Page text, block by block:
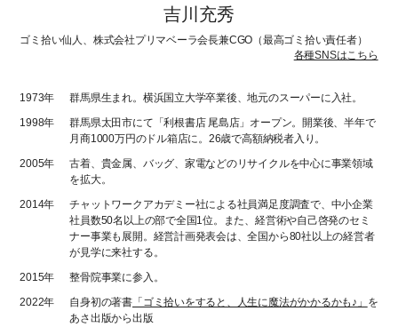
吉川充秀
ゴミ拾い仙人、株式会社プリマベーラ会長兼CGO（最高ゴミ拾い責任者）
各種SNSはこちら
1973年
群馬県生まれ。横浜国立大学卒業後、地元のスーパーに入社。
1998年
群馬県太田市にて「利根書店 尾島店」オープン。開業後、半年で
月商1000万円のドル箱店に。26歳で高額納税者入り。
2005年
古着、貴金属、バッグ、家電などのリサイクルを中心に事業領域
を拡大。
2014年
チャットワークアカデミー社による社員満足度調査で、中小企業
社員数50名以上の部で全国1位。また、経営術や自己啓発のセミ
ナー事業も展開。経営計画発表会は、全国から80社以上の経営者
が見学に来社する。
2015年
整骨院事業に参入。
2022年
自身初の著書 「ゴミ拾いをすると、人生に魔法がかかるかも♪」 を
あさ出版から出版